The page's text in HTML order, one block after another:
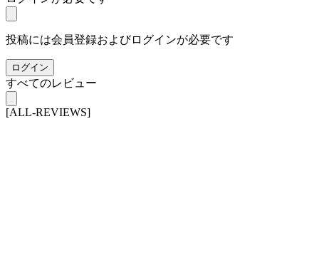
投稿には会員登録およびログインが必要です
ログイン
すべてのレビュー
[ALL-REVIEWS]